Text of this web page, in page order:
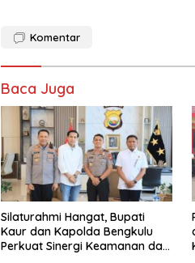
Komentar
Baca Juga
Silaturahmi Hangat, Bupati
Kaur dan Kapolda Bengkulu
Perkuat Sinergi Keamanan dan